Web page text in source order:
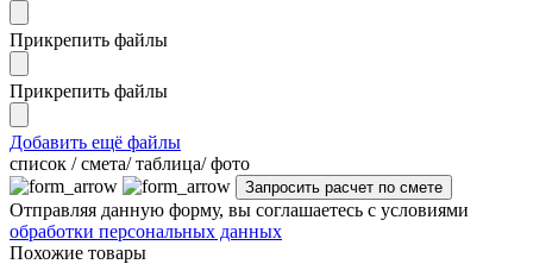
Прикрепить файлы
Прикрепить файлы
Добавить ещё файлы
cписок / смета/ таблица/ фото
Отправляя данную форму, вы соглашаетесь с условиями
обработки персональных данных
Похожие товары